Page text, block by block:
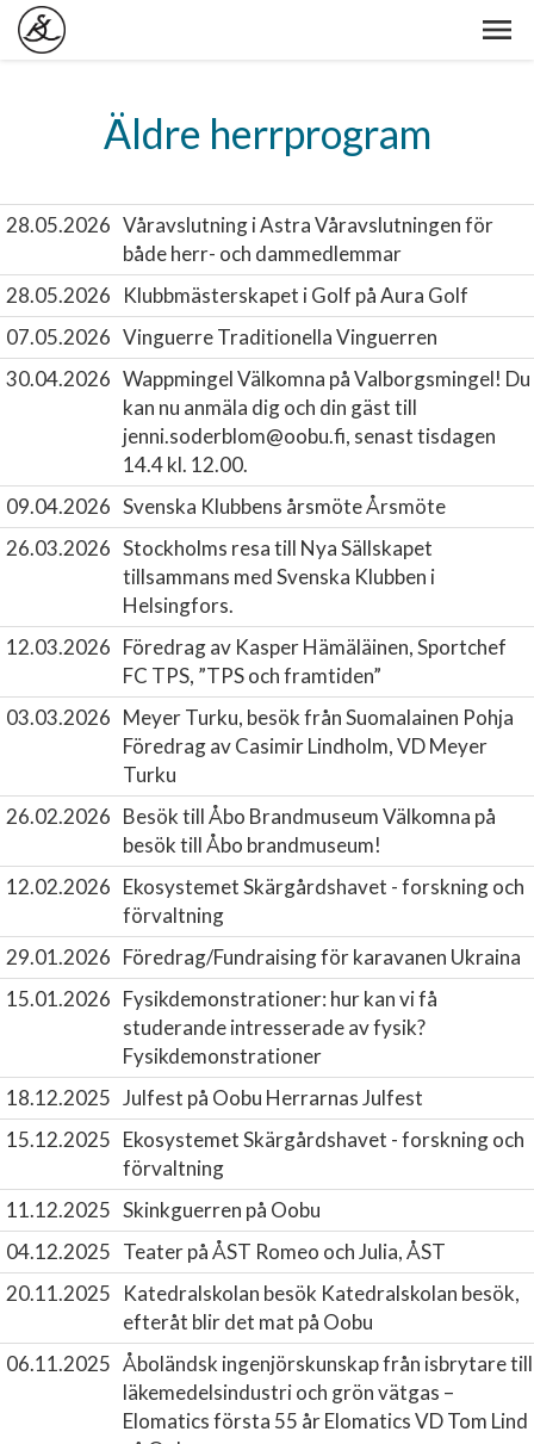
Äldre herrprogram
28.05.2026 Våravslutning i AstraVåravslutningen för
både herr- och dammedlemmar
28.05.2026
Klubbmästerskapet i Golf på Aura Golf
07.05.2026 VinguerreTraditionella Vinguerren
30.04.2026 WappmingelVälkomna på Valborgsmingel! Du
kan nu anmäla dig och din gäst till
jenni.soderblom@oobu.fi, senast tisdagen
14.4 kl. 12.00.
09.04.2026 Svenska Klubbens årsmöteÅrsmöte
26.03.2026 Stockholms resa till Nya Sällskapet
tillsammans med Svenska Klubben i
Helsingfors.
12.03.2026 Föredrag av Kasper Hämäläinen, Sportchef
FC TPS, ”TPS och framtiden”
03.03.2026 Meyer Turku, besök från Suomalainen Pohja
Föredrag av Casimir Lindholm, VD Meyer
Turku
26.02.2026 Besök till Åbo BrandmuseumVälkomna på
besök till Åbo brandmuseum!
12.02.2026 Ekosystemet Skärgårdshavet - forskning och
förvaltning
29.01.2026 Föredrag/Fundraising för karavanen Ukraina
15.01.2026 Fysikdemonstrationer: hur kan vi få
studerande intresserade av fysik?
Fysikdemonstrationer
18.12.2025 Julfest på Oobu Herrarnas Julfest
15.12.2025 Ekosystemet Skärgårdshavet - forskning och
förvaltning
11.12.2025 Skinkguerren på Oobu
04.12.2025 Teater på ÅST Romeo och Julia, ÅST
20.11.2025
Katedralskolan besök Katedralskolan besök,
efteråt blir det mat på Oobu
06.11.2025 Åboländsk ingenjörskunskap från isbrytare till
läkemedelsindustri och grön vätgas –
Elomatics första 55 årElomatics VD Tom Lind